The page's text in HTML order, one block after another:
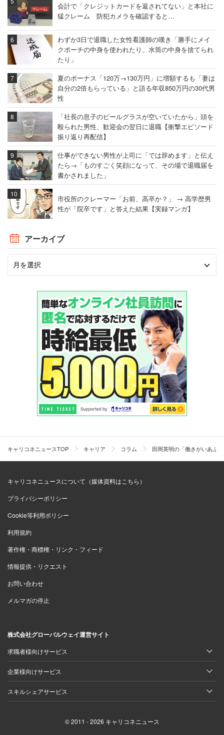
会計で「クレジットカードを返されてない」と本社に
猛クレーム 防犯カメラを確認すると…
わずか3日で退職した女性看護師の嘆き「勝手にメイ
クポーチの中身を使われたり、水筒の中身を捨てられ
たり」
夏のボーナス「120万→130万円」に増額するも「妻は
自分の2倍もらっている」と語る年収850万円の30代男
性
「社長の息子のビールグラスが空いていたから」頭を
殴られた男性、歓迎会の翌日に退職【衝撃エピソード
振り返り再配信】
仕事ができない男性が上司に「では辞めます」と伝え
たら→「ものすごく笑顔になって、その場で退職届を
書かされました」
市役所のクレーマー「お前、高卒か？」 → 高学歴男
性が「院卒です」と答えた結果【実録マンガ】
アーカイブ
キャリコネニュースTOP キャリア コラム 田岡英明の「働きがいあふ
キャリコネニュースについて（媒体資料はこちら）
プライバシーポリシー
Cookie等利用ポリシー
利用規約
著作権・商標権・リンク・フィード
情報提供・リクエスト
お問い合わせ
メルマガの停止
株式会社グローバルウェイ運営サイト
求職者様向けサービス
企業様向けサービス
スキルシェアサービス
© 2011 - 2026 キャリコネニュース